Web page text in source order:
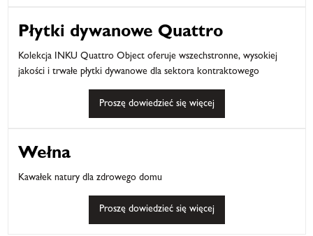
Płytki dywanowe Quattro
Kolekcja INKU Quattro Object oferuje wszechstronne, wysokiej
jakości i trwałe płytki dywanowe dla sektora kontraktowego
Proszę dowiedzieć się więcej
Wełna
Kawałek natury dla zdrowego domu
Proszę dowiedzieć się więcej